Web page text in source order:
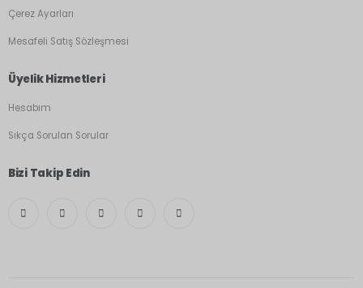
Çerez Ayarları
Mesafeli Satış Sözleşmesi
Üyelik Hizmetleri
Hesabım
Sıkça Sorulan Sorular
Bizi Takip Edin